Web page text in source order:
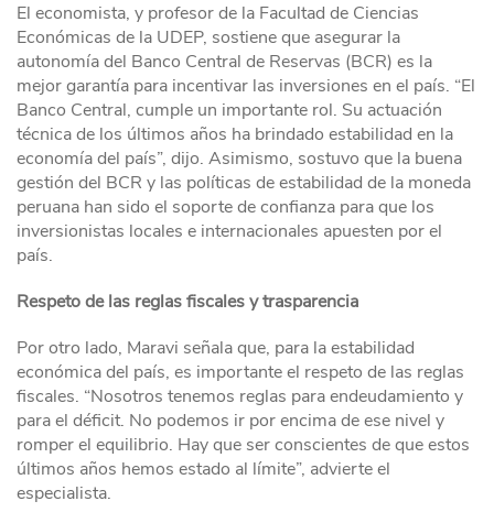
El economista, y profesor de la Facultad de Ciencias
Económicas de la UDEP, sostiene que asegurar la
autonomía del Banco Central de Reservas (BCR) es la
mejor garantía para incentivar las inversiones en el país. “El
Banco Central, cumple un importante rol. Su actuación
técnica de los últimos años ha brindado estabilidad en la
economía del país”, dijo. Asimismo, sostuvo que la buena
gestión del BCR y las políticas de estabilidad de la moneda
peruana han sido el soporte de confianza para que los
inversionistas locales e internacionales apuesten por el
país.
Respeto de las reglas fiscales y trasparencia
Por otro lado, Maravi señala que, para la estabilidad
económica del país, es importante el respeto de las reglas
fiscales. “Nosotros tenemos reglas para endeudamiento y
para el déficit. No podemos ir por encima de ese nivel y
romper el equilibrio. Hay que ser conscientes de que estos
últimos años hemos estado al límite”, advierte el
especialista.